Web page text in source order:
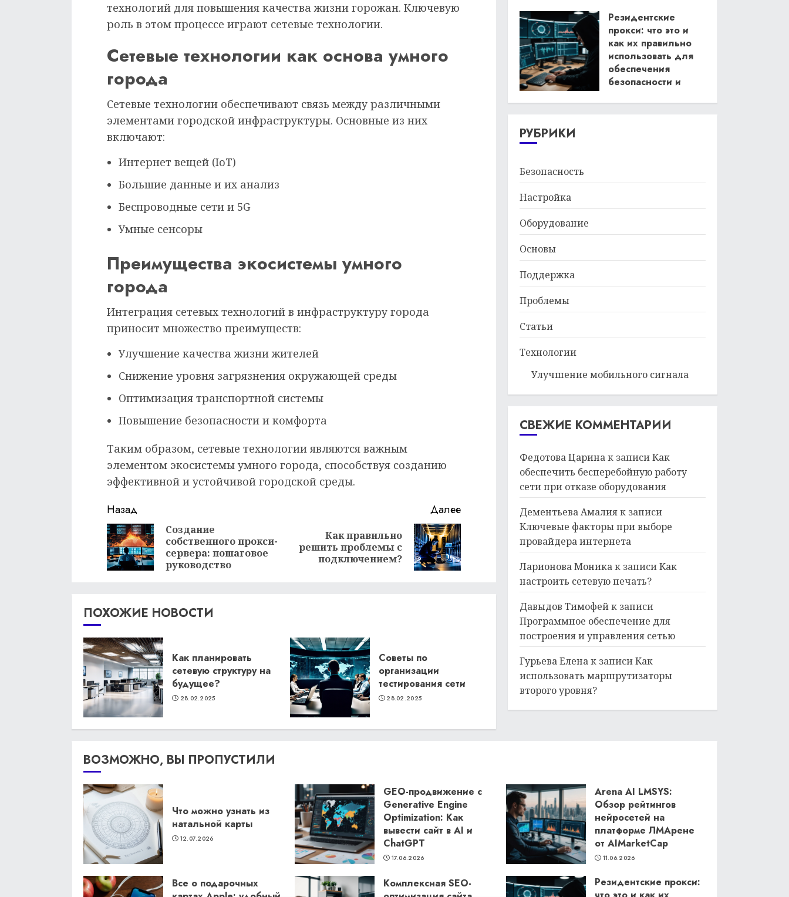
технологий для повышения качества жизни горожан. Ключевую
роль в этом процессе играют сетевые технологии.
Сетевые технологии как основа умного
города
Сетевые технологии обеспечивают связь между различными
элементами городской инфраструктуры. Основные из них
включают:
Интернет вещей (IoT)
Большие данные и их анализ
Беспроводные сети и 5G
Умные сенсоры
Преимущества экосистемы умного
города
Интеграция сетевых технологий в инфраструктуру города
приносит множество преимуществ:
Улучшение качества жизни жителей
Снижение уровня загрязнения окружающей среды
Оптимизация транспортной системы
Повышение безопасности и комфорта
Таким образом, сетевые технологии являются важным
элементом экосистемы умного города, способствуя созданию
эффективной и устойчивой городской среды.
Продолжить
чтение
Назад
Предыдущая
запись:
Создание
собственного прокси-
сервера: пошаговое
руководство
Далее
Следующая
запись:
Как правильно
решить проблемы с
подключением?
ПОХОЖИЕ НОВОСТИ
Как планировать
сетевую структуру на
будущее?
28.02.2025
Советы по
организации
тестирования сети
28.02.2025
Резидентские
прокси: что это и
как их правильно
использовать для
обеспечения
безопасности и
РУБРИКИ
Безопасность
Настройка
Оборудование
Основы
Поддержка
Проблемы
Статьи
Технологии
Улучшение мобильного сигнала
СВЕЖИЕ КОММЕНТАРИИ
Федотова Царинак записиКак
обеспечить бесперебойную работу
сети при отказе оборудования
Дементьева Амалияк записи
Ключевые факторы при выборе
провайдера интернета
Ларионова Моникак записиКак
настроить сетевую печать?
Давыдов Тимофейк записи
Программное обеспечение для
построения и управления сетью
Гурьева Еленак записиКак
использовать маршрутизаторы
второго уровня?
ВОЗМОЖНО, ВЫ ПРОПУСТИЛИ
Что можно узнать из
натальной карты
12.07.2026
GEO-продвижение с
Generative Engine
Optimization: Как
вывести сайт в AI и
ChatGPT
17.06.2026
Arena AI LMSYS:
Обзор рейтингов
нейросетей на
платформе ЛМАрене
от AIMarketCap
11.06.2026
Все о подарочных
Комплексная SEO-
Резидентские прокси: